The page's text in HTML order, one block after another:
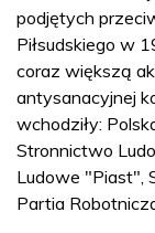
podjętych
Piłsudskiego w
coraz większą
antysanacyjnej
wchodziły:
Stronnictwo
Ludowe "Piast",
Partia